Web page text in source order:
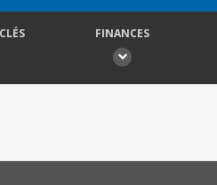
FINANCES